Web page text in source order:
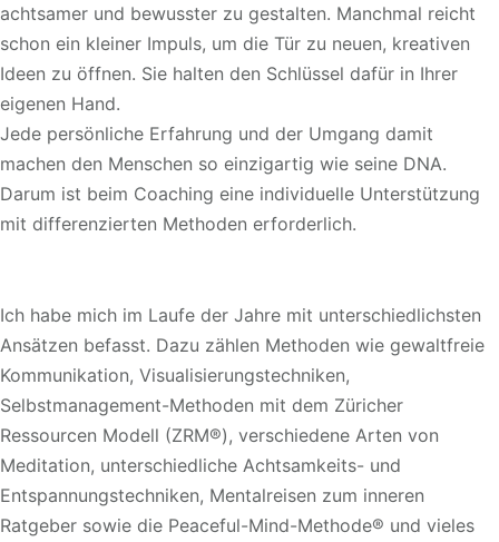
achtsamer und bewusster zu gestalten. Manchmal reicht
schon ein kleiner Impuls, um die Tür zu neuen, kreativen
Ideen zu öffnen. Sie halten den Schlüssel dafür in Ihrer
eigenen Hand.
Jede persönliche Erfahrung und der Umgang damit
machen den Menschen so einzigartig wie seine DNA.
Darum ist beim Coaching eine individuelle Unterstützung
mit differenzierten Methoden erforderlich.
Ich habe mich im Laufe der Jahre mit unterschiedlichsten
Ansätzen befasst. Dazu zählen Methoden wie gewaltfreie
Kommunikation, Visualisierungstechniken,
Selbstmanagement-Methoden mit dem Züricher
Ressourcen Modell (ZRM®), verschiedene Arten von
Meditation, unterschiedliche Achtsamkeits- und
Entspannungstechniken, Mentalreisen zum inneren
Ratgeber sowie die Peaceful-Mind-Methode® und vieles